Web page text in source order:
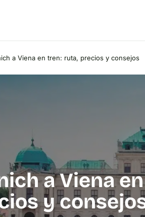
a Viena en tren: ruta, precios y consejos
a Viena
y